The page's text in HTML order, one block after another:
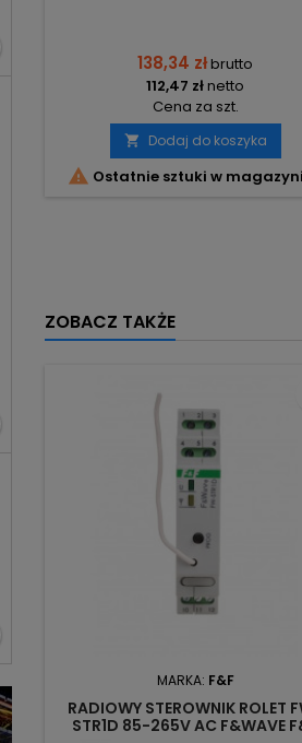
138,34 złbrutto
112,47 złnetto
Cena za szt.
 Dodaj do koszyka
 Ostatnie sztuki w
ZOBACZ TAKŻE
MARKA: F&F
RADIOWY STEROWNIK ROLET
STR1D 85-265V AC F&WAVE